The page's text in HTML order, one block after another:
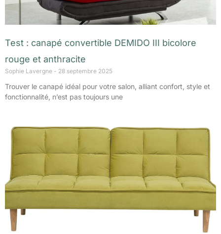
Test : canapé convertible DEMIDO III bicolore
rouge et anthracite
Sophie Lavergne 28 septembre 2025
Trouver le canapé idéal pour votre salon, alliant confort, style et
fonctionnalité, n’est pas toujours une